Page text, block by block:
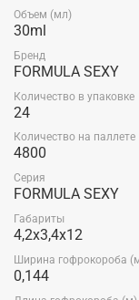
Объем (мл)
30ml
Бренд
FORMULA SEXY
Количество в упаковке
24
Количество на паллете
4800
Серия
FORMULA SEXY
Габариты
4,2x3,4x12
Ширина гофрокороба
0,144